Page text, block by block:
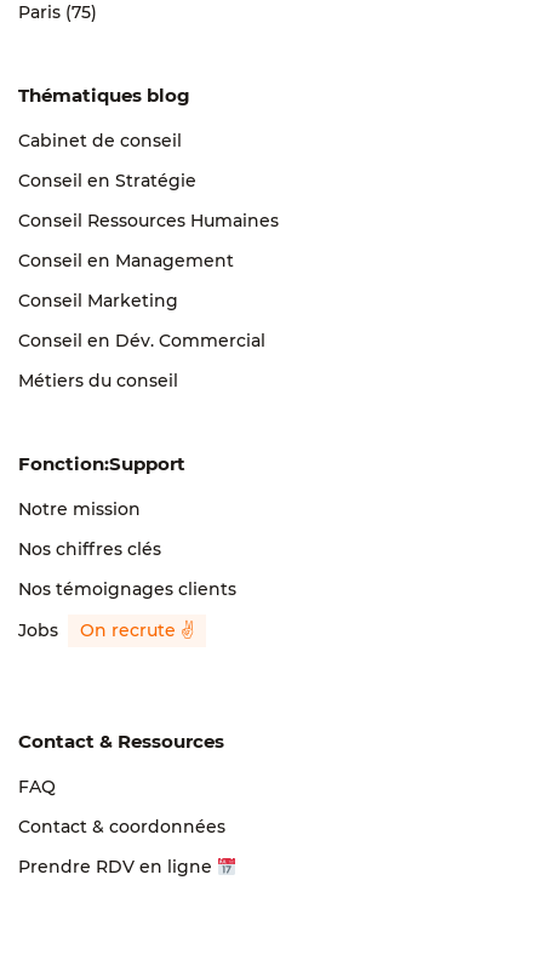
Paris (75)
Thématiques blog
Cabinet de conseil
Conseil en Stratégie
Conseil Ressources Humaines
Conseil en Management
Conseil Marketing
Conseil en Dév. Commercial
Métiers du conseil
Fonction:Support
Notre mission
Nos chiffres clés
Nos témoignages clients
Jobs
Contact & Ressources
FAQ
Contact & coordonnées
Prendre RDV en ligne